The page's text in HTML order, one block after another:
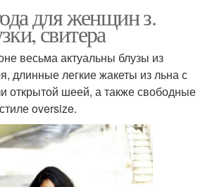
для женщин з.
свитера
весьма актуальны блузы из
длинные легкие жакеты из льна с
открытой шеей, а также свободные
oversize.